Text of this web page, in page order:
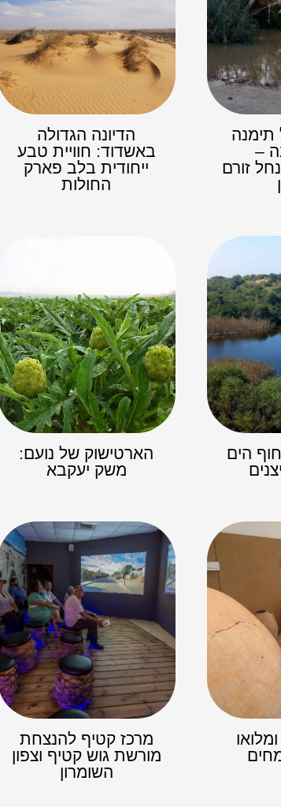
תימנה
–
זורם
הדיונה הגדולה
באשדוד: חוויית טבע
ייחודית בלב פארק
החולות
הים
הארטישוק של נועם:
משק יעקבא
מרכז קטיף להנצחת
מורשת גוש קטיף וצפון
השומרון